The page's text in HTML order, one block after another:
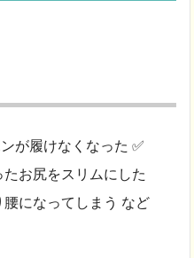
が履けなくなった ✅
お尻をスリムにした
になってしまう など